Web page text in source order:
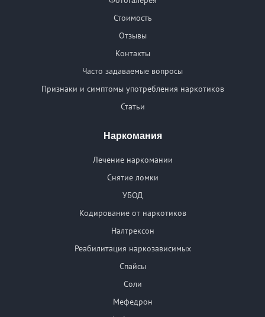
Стоимость
Отзывы
Контакты
Часто задаваемые вопросы
Признаки и симптомы употребления наркотиков
Статьи
Наркомания
Лечение наркомании
Снятие ломки
УБОД
Кодирование от наркотиков
Налтрексон
Реабилитация наркозависимых
Спайсы
Соли
Мефедрон